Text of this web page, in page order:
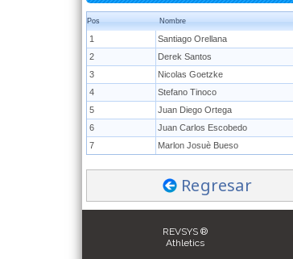
Pos Nombre
1 Santiago Orellana
2 Derek Santos
3 Nicolas Goetzke
4 Stefano Tinoco
5 Juan Diego Ortega
6 Juan Carlos Escobedo
7 Marlon Josuè Bueso
Regresar
REVSYS ®
Athletics